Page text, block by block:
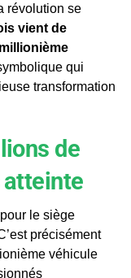
révolution se
vient de
qui
transformation
de
le siège
précisément
véhicule